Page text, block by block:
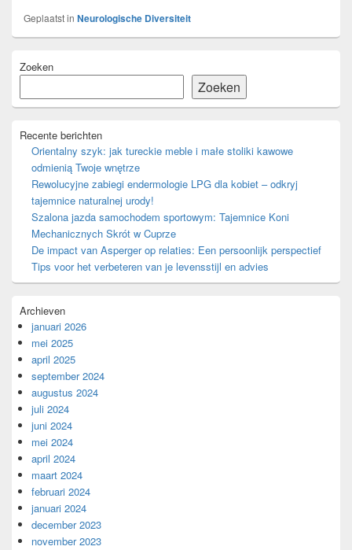
Geplaatst in Neurologische Diversiteit
zijbalk
gebied
Zoeken
Zoeken
Recente berichten
Orientalny szyk: jak tureckie meble i małe stoliki kawowe
odmienią Twoje wnętrze
Rewolucyjne zabiegi endermologie LPG dla kobiet – odkryj
tajemnice naturalnej urody!
Szalona jazda samochodem sportowym: Tajemnice Koni
Mechanicznych Skrót w Cuprze
De impact van Asperger op relaties: Een persoonlijk perspectief
Tips voor het verbeteren van je levensstijl en advies
Archieven
januari 2026
mei 2025
april 2025
september 2024
augustus 2024
juli 2024
juni 2024
mei 2024
april 2024
maart 2024
februari 2024
januari 2024
december 2023
november 2023